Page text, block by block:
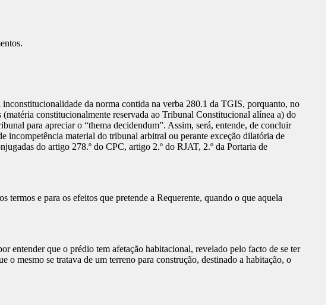
da norma contida na verba 280.1 da TGIS, porquanto, no
constitucionalmente reservada ao Tribunal Constitucional alínea a) do
para apreciar o “thema decidendum”. Assim, será, entende, de concluir
incompetência material do tribunal arbitral ou perante exceção dilatória de
do artigo 278.º do CPC, artigo 2.º do RJAT, 2.º da Portaria de
e para os efeitos que pretende a Requerente, quando o que aquela
entender que o prédio tem afetação habitacional, revelado pelo facto de se ter
o mesmo se tratava de um terreno para construção, destinado a habitação, o